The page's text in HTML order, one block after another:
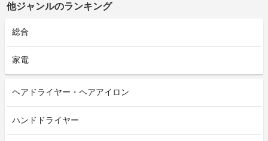
他ジャンルのランキング
総合
家電
ヘアドライヤー・ヘアアイロン
ハンドドライヤー